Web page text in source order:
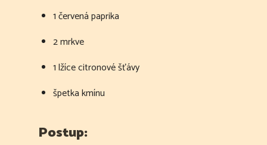
1 červená paprika
2 mrkve
1 lžíce citronové šťávy
špetka kmínu
Postup: